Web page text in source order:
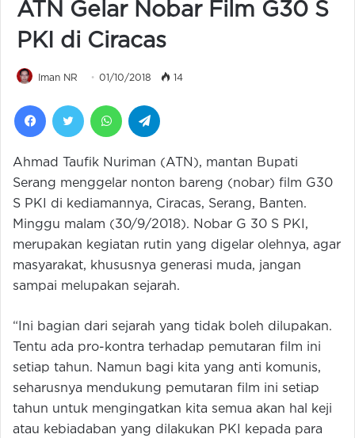
ATN Gelar Nobar Film G30 S
PKI di Ciracas
Iman NR 01/10/2018 14
FacebookTwitter WhatsApp
Ahmad Taufik Nuriman (ATN), mantan Bupati
Serang menggelar nonton bareng (nobar) film G30
S PKI di kediamannya, Ciracas, Serang, Banten.
Minggu malam (30/9/2018). Nobar G 30 S PKI,
merupakan kegiatan rutin yang digelar olehnya, agar
masyarakat, khususnya generasi muda, jangan
sampai melupakan sejarah.
“Ini bagian dari sejarah yang tidak boleh dilupakan.
Tentu ada pro-kontra terhadap pemutaran film ini
setiap tahun. Namun bagi kita yang anti komunis,
seharusnya mendukung pemutaran film ini setiap
tahun untuk mengingatkan kita semua akan hal keji
atau kebiadaban yang dilakukan PKI kepada para